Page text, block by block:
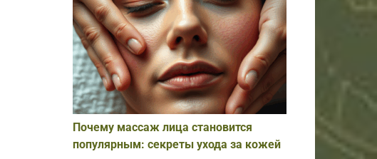
Почему массаж лица становится
популярным: секреты ухода за кожей